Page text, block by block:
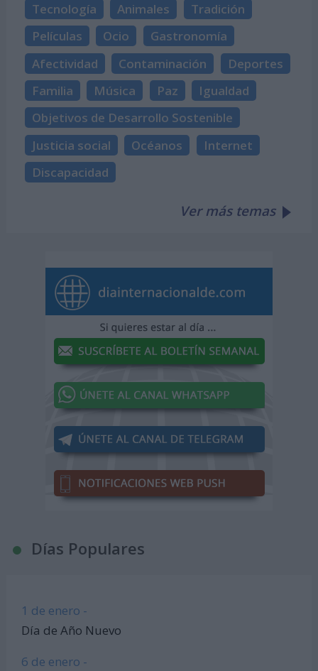
Tecnología
Animales
Tradición
Películas
Ocio
Gastronomía
Afectividad
Contaminación
Deportes
Familia
Música Paz
Igualdad
Objetivos de Desarrollo Sostenible
Justicia social
Océanos
Internet
Discapacidad
Ver más temas
Días Populares
1 de enero -
Día de Año Nuevo
6 de enero -